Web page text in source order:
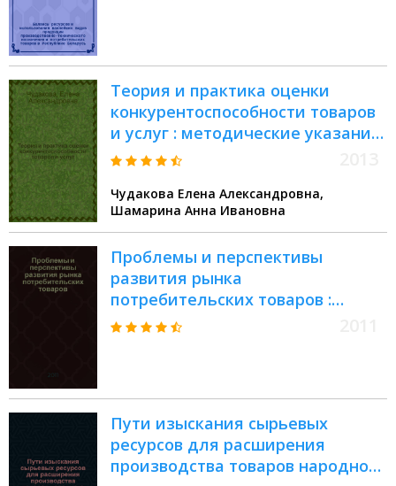
Теория и практика оценки
конкурентоспособности товаров
и услуг : методические указания
по выполнению контрольных
формы обучения специальности
080401 "Товароведение и
экспертиза товаров" (в сфере
производства и обращения
сельскохозяйственного сырья и
продовольственных товаров)
Чудакова Елена Александровна,
Шамарина Анна Ивановна
Проблемы и перспективы
развития рынка
потребительских товаров :
студенческая научно-
Пути изыскания сырьевых
ресурсов для расширения
производства товаров народного